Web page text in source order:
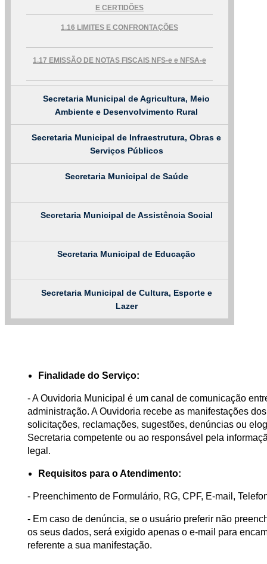
Outros meios de contato
e-SIC
Ouvidoria
E CERTIDÕES
1.16 LIMITES E CONFRONTAÇÕES
1.17 EMISSÃO DE NOTAS FISCAIS NFS-e e NFSA-e
Secretaria Municipal de Agricultura, Meio
Ambiente e Desenvolvimento Rural
Secretaria Municipal de Infraestrutura, Obras e
Serviços Públicos
Secretaria Municipal de Saúde
Secretaria Municipal de Assistência Social
Secretaria Municipal de Educação
Secretaria Municipal de Cultura, Esporte e
Lazer
Finalidade do Serviço:
- A Ouvidoria Municipal é um canal de comunicação
administração. A Ouvidoria recebe as manifestações
solicitações, reclamações, sugestões, denúncias ou
Secretaria competente ou ao responsável pela
legal.
Requisitos para o Atendimento:
- Preenchimento de Formulário, RG, CPF, E-mail,
- Em caso de denúncia, se o usuário preferir não
os seus dados, será exigido apenas o e-mail para
referente a sua manifestação.